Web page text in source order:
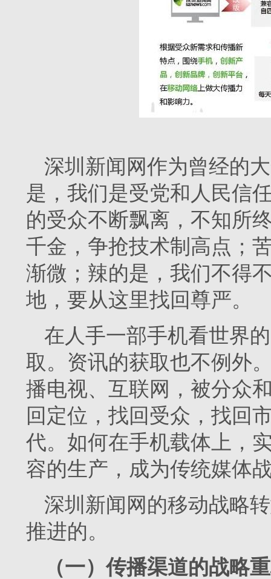
深圳新闻网作为曾经的
是，我们是受党和人民信
的受众不断飘离，不知所
千金，争抢技术制高点；
渐微；辣的是，我们不得
地，要从这里找回尊严。
在人手一部手机看世界
取。资讯的获取也不例外
播电视、互联网，被分众
回定位，找回受众，找回
代。如何在手机载体上，
容的生产，成为传统媒体
深圳新闻网的移动战略
推进的。
（一）传播渠道的战略